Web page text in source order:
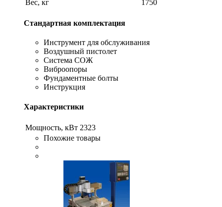
Вес, кг
1750
Стандартная комплектация
Инструмент для обслуживания
Воздушный пистолет
Система СОЖ
Виброопоры
Фундаментные болты
Инструкция
Характеристики
Мощность, кВт 2323
Похожие товары